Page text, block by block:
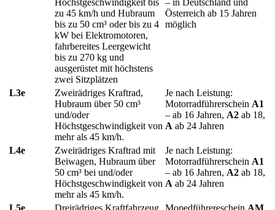
zu 45 km/h und Hubraum
bis zu 50 cm³ oder bis zu 4
kW bei Elektromotoren,
fahrbereites Leergewicht
bis zu 270 kg und
ausgerüstet mit höchstens
zwei Sitzplätzen
Österreich ab 15 Jahren
möglich
L3e
Zweirädriges Kraftrad,
Hubraum über 50 cm³
und/oder
Höchstgeschwindigkeit von
mehr als 45 km/h.
Je nach Leistung:
Motorradführerschein A1
– ab 16 Jahren, A2 ab 18,
A ab 24 Jahren
L4e
Zweirädriges Kraftrad mit
Beiwagen, Hubraum über
50 cm³ bei und/oder
Höchstgeschwindigkeit von
mehr als 45 km/h.
Je nach Leistung:
Motorradführerschein A1
– ab 16 Jahren, A2 ab 18,
A ab 24 Jahren
L5e
Dreirädriges Kraftfahrzeug, Mopedführereschein AM